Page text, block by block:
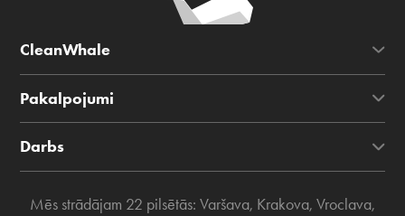
CleanWhale
Pakalpojumi
Darbs
Mēs strādājam 22 pilsētās: Varšava, Krakova, Vroclava,